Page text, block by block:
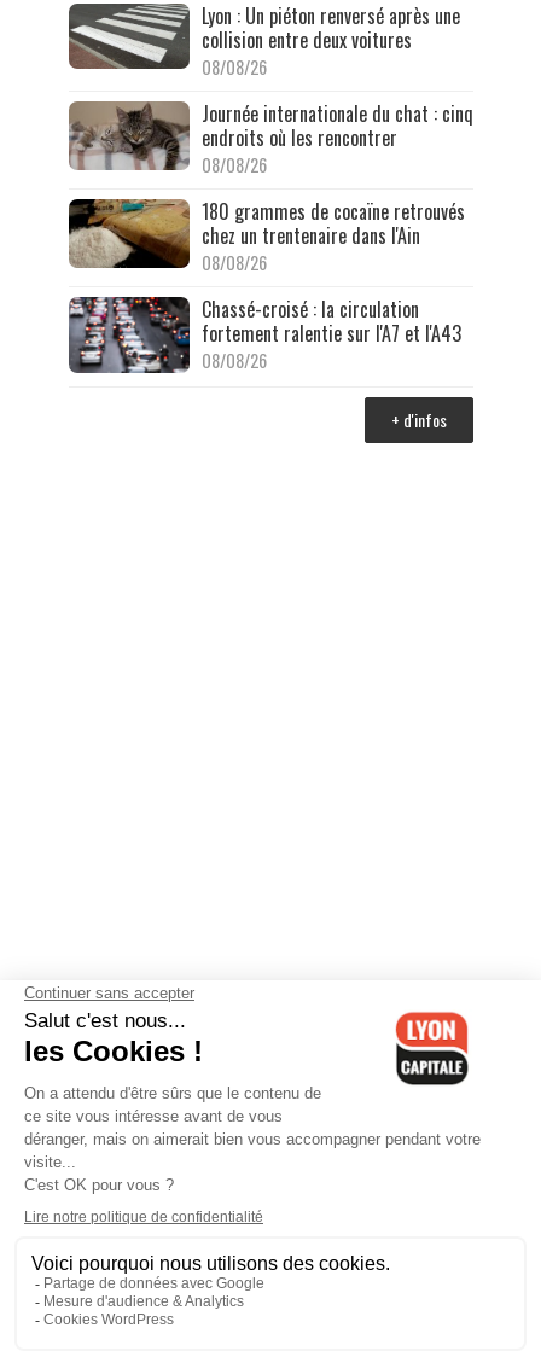
Lyon : Un piéton renversé après une
collision entre deux voitures
08/08/26
Journée internationale du chat : cinq
endroits où les rencontrer
08/08/26
180 grammes de cocaïne retrouvés
chez un trentenaire dans l'Ain
08/08/26
Chassé-croisé : la circulation
fortement ralentie sur l'A7 et l'A43
08/08/26
+ d'infos
Contactez-nous-Mentions légales-CGV-Politique de
confidentialité-Gestion des cookies